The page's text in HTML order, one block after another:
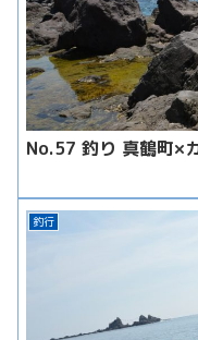
No.57 釣り 真鶴町×
釣行